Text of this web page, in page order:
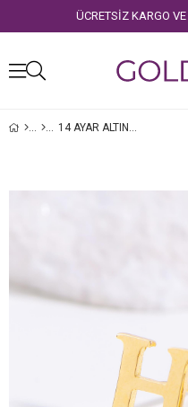
ÜCRETSİZ KARGO
14 AYAR ALTIN H HARF KÜPE